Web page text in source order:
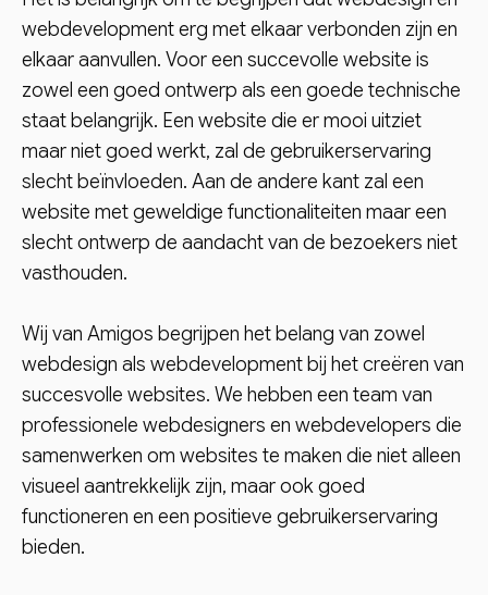
webdevelopment erg met elkaar verbonden zijn en
elkaar aanvullen. Voor een succevolle website is
zowel een goed ontwerp als een goede technische
staat belangrijk. Een website die er mooi uitziet
maar niet goed werkt, zal de gebruikerservaring
slecht beïnvloeden. Aan de andere kant zal een
website met geweldige functionaliteiten maar een
slecht ontwerp de aandacht van de bezoekers niet
vasthouden.
Wij van Amigos begrijpen het belang van zowel
webdesign als webdevelopment bij het creëren van
succesvolle websites. We hebben een team van
professionele webdesigners en webdevelopers die
samenwerken om websites te maken die niet alleen
visueel aantrekkelijk zijn, maar ook goed
functioneren en een positieve gebruikerservaring
bieden.